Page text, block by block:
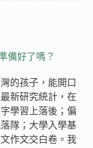
備好了嗎？
的孩子，能開口
新研究統計，在
學習上落後；偏
隊；大學入學基
作文交白卷。我